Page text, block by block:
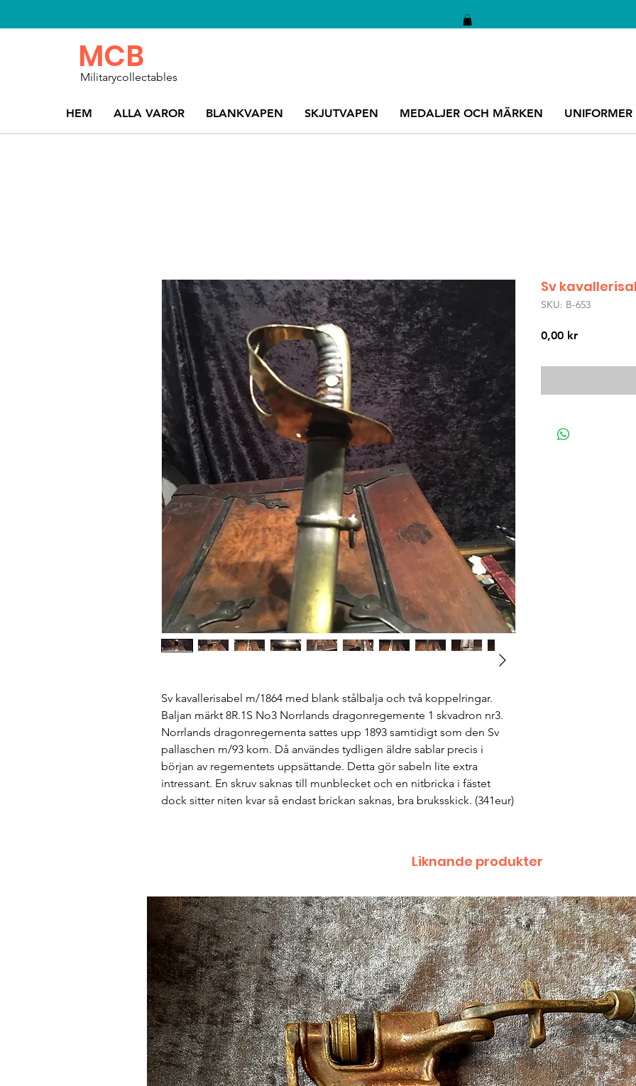
HEM ALLA VAROR BLANKVAPEN SKJUTVAPEN MEDALJER OCH MÄRKEN
MCB
Militarycollectables
Sv kavallerisabel m/1864 med blank stålbalja och två koppelringar.
Baljan märkt 8R.1S No3 Norrlands dragonregemente 1 skvadron nr3.
Norrlands dragonregementa sattes upp 1893 samtidigt som den Sv
pallaschen m/93 kom. Då användes tydligen äldre sablar precis i
början av regementets uppsättande. Detta gör sabeln lite extra
intressant. En skruv saknas till munblecket och en nitbricka i fästet
dock sitter niten kvar så endast brickan saknas, bra bruksskick. (341eur)
Sv
SKU: B-653
0,00 krPris
Liknande produkter